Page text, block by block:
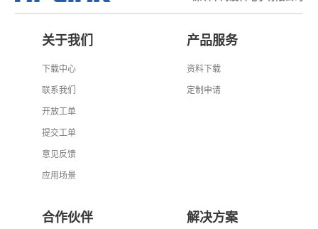
关于我们
下载中心
联系我们
开放工单
提交工单
意见反馈
应用场景
产品服务
资料下载
定制申请
合作伙伴 解决方案